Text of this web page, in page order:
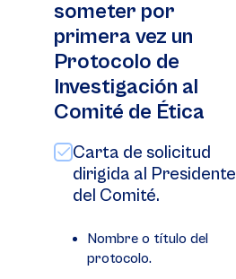
someter por
primera vez un
Protocolo de
Investigación al
Comité de Ética
Carta de solicitud
dirigida al Presidente
del Comité.
Nombre o título del
protocolo.